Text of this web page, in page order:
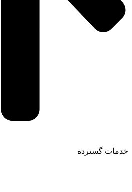
خدمات گسترده